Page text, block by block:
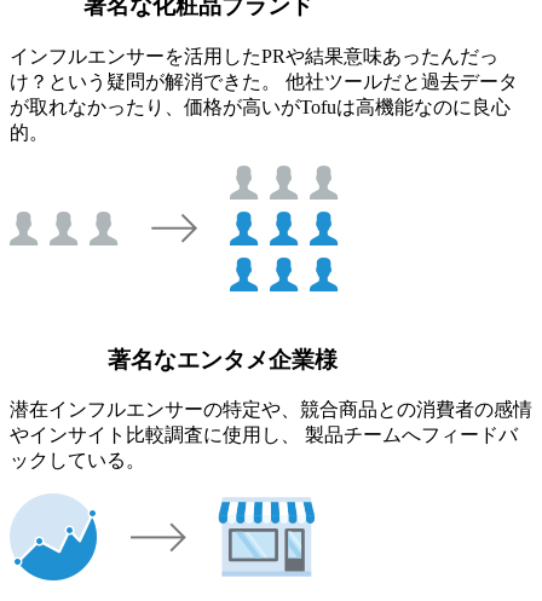
著名な化粧品ブランド
インフルエンサーを活用したPRや結果意味あったんだっ
け？という疑問が解消できた。 他社ツールだと過去データ
が取れなかったり、価格が高いがTofuは高機能なのに良心
的。
著名なエンタメ企業様
潜在インフルエンサーの特定や、競合商品との消費者の感情
やインサイト比較調査に使用し、 製品チームへフィードバ
ックしている。